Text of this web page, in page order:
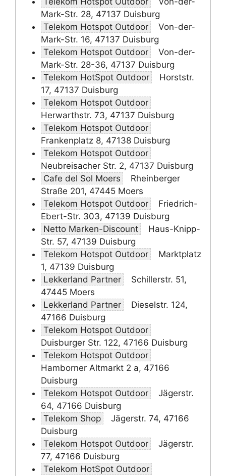
Mark-Str. 28, 47137 Duisburg
Telekom Hotspot Outdoor
Von-der-
Mark-Str. 16, 47137 Duisburg
Telekom Hotspot Outdoor
Von-der-
Mark-Str. 28-36, 47137 Duisburg
Telekom HotSpot Outdoor
Horststr.
17, 47137 Duisburg
Telekom Hotspot Outdoor
Herwarthstr. 73, 47137 Duisburg
Telekom Hotspot Outdoor
Frankenplatz 8, 47138 Duisburg
Telekom Hotspot Outdoor
Neubreisacher Str. 2, 47137 Duisburg
Cafe del Sol Moers
Rheinberger
Straße 201, 47445 Moers
Telekom Hotspot Outdoor
Friedrich-
Ebert-Str. 303, 47139 Duisburg
Netto Marken-Discount
Haus-Knipp-
Str. 57, 47139 Duisburg
Telekom Hotspot Outdoor
Marktplatz
1, 47139 Duisburg
Lekkerland Partner
Schillerstr. 51,
47445 Moers
Lekkerland Partner
Dieselstr. 124,
47166 Duisburg
Telekom Hotspot Outdoor
Duisburger Str. 122, 47166 Duisburg
Telekom Hotspot Outdoor
Hamborner Altmarkt 2 a, 47166
Duisburg
Telekom Hotspot Outdoor
Jägerstr.
64, 47166 Duisburg
Telekom Shop
Jägerstr. 74, 47166
Duisburg
Telekom Hotspot Outdoor
Jägerstr.
77, 47166 Duisburg
Telekom HotSpot Outdoor